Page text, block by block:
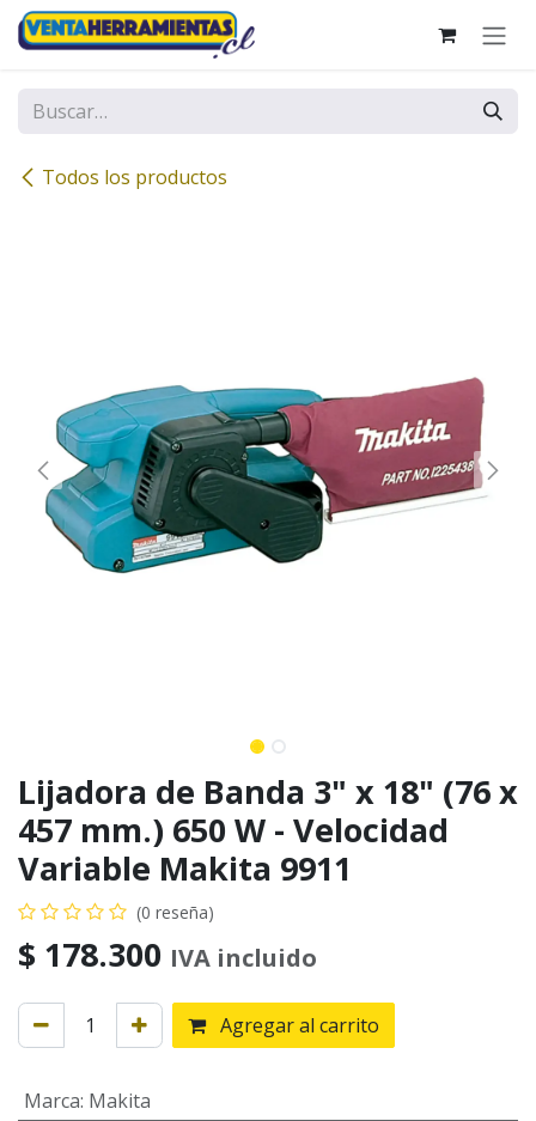
Ir al contenido
Todos los productos
Lijadora de Banda 3" x 18" (76 x
457 mm.) 650 W - Velocidad
Variable Makita 9911
(0 reseña)
$ 178.300 IVA incluido
Agregar al carrito
Marca: Makita